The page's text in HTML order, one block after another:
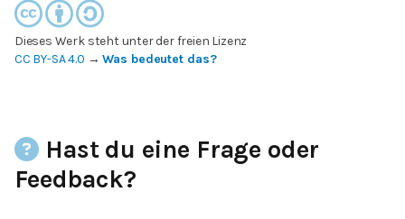
Dieses Werk steht unter der freien Lizenz
CC BY-SA 4.0 →Was bedeutet das?
Hast du eine Frage oder
Feedback?